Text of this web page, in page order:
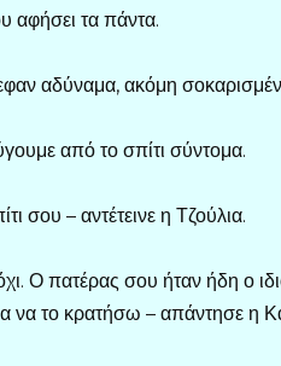
αφήσει τα πάντα.
αδύναμα, ακόμη
από το σπίτι σύντομα.
σου – αντέτεινε η Τζούλια.
Ο πατέρας σου ήταν ήδη ο
να το κρατήσω – απάντησε η